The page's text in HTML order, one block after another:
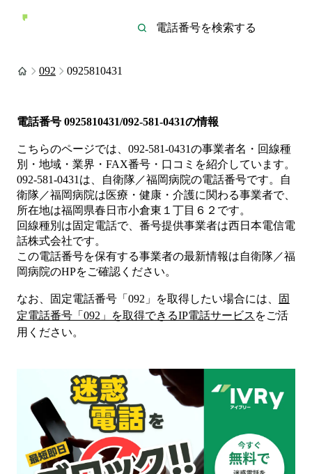
092 0925810431
電話番号 0925810431/092-581-0431の情報
こちらのページでは、 092-581-0431の事業者名・回線種
別・地域・業界・FAX番号・口コミを紹介しています。
092-581-0431 は、 自衛隊／福岡病院の電話番号です。
自
衛隊／福岡病院は医療・健康・介護に関わる事業者で、
所在地は福岡県春日市小倉東１丁目６２ です。
回線種別は固定電話で、番号提供事業者は西日本電信電
話株式会社です。
この電話番号を保有する事業者の最新情報は自衛隊／福
岡病院のHPをご確認ください。
なお、固定電話番号「 092 」を取得したい場合には、
固
定電話番号「 092 」を取得できるIP電話サービス をご活
用ください。